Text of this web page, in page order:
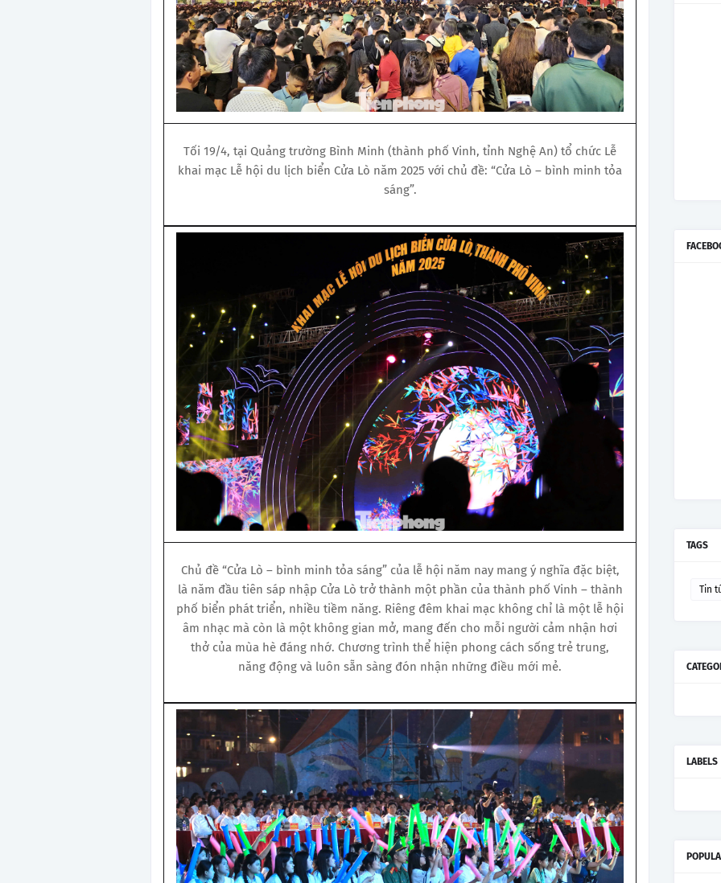
Tối 19/4, tại Quảng trường Bình Minh (thành phố Vinh, tỉnh Nghệ An) tổ chức Lễ
khai mạc Lễ hội du lịch biển Cửa Lò năm 2025 với chủ đề: “Cửa Lò – bình minh tỏa
sáng”.
Chủ đề “Cửa Lò – bình minh tỏa sáng” của lễ hội năm nay mang ý nghĩa đặc biệt,
là năm đầu tiên sáp nhập Cửa Lò trở thành một phần của thành phố Vinh – thành
phố biển phát triển, nhiều tiềm năng. Riêng đêm khai mạc không chỉ là một lễ hội
âm nhạc mà còn là một không gian mở, mang đến cho mỗi người cảm nhận hơi
thở của mùa hè đáng nhớ. Chương trình thể hiện phong cách sống trẻ trung,
năng động và luôn sẵn sàng đón nhận những điều mới mẻ.
TAGS
Tin
LABELS